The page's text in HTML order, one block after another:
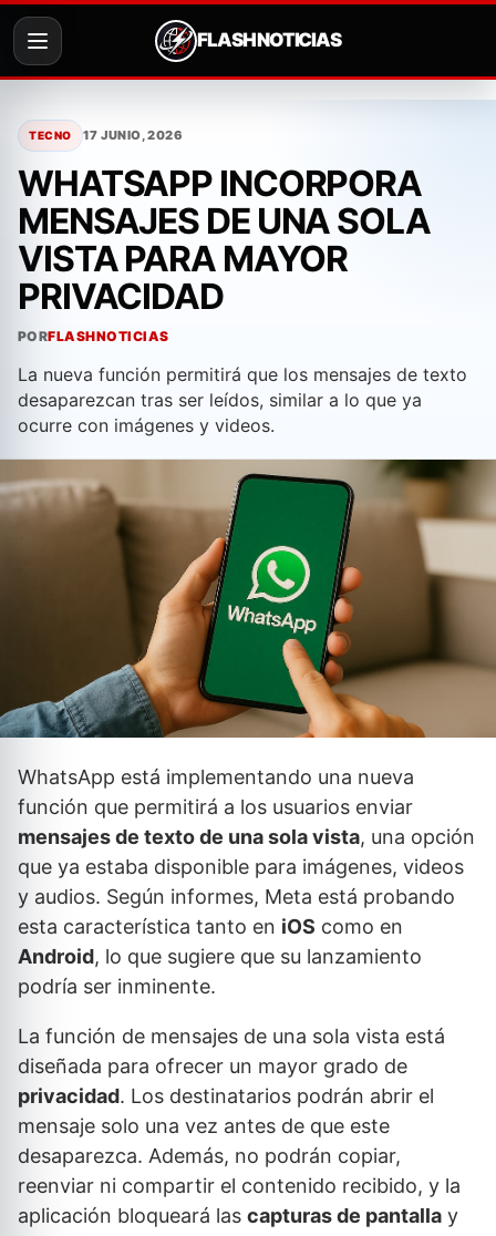
contenido
FLASH NOTICIAS
TECNO 17 JUNIO, 2026
WHATSAPP INCORPORA
MENSAJES DE UNA SOLA
VISTA PARA MAYOR
PRIVACIDAD
PORFLASHNOTICIAS
La nueva función permitirá que los mensajes de texto
desaparezcan tras ser leídos, similar a lo que ya
ocurre con imágenes y videos.
WhatsApp está implementando una nueva
función que permitirá a los usuarios enviar
mensajes de texto de una sola vista, una opción
que ya estaba disponible para imágenes, videos
y audios. Según informes, Meta está probando
esta característica tanto en iOS como en
Android, lo que sugiere que su lanzamiento
podría ser inminente.
La función de mensajes de una sola vista está
diseñada para ofrecer un mayor grado de
privacidad. Los destinatarios podrán abrir el
mensaje solo una vez antes de que este
desaparezca. Además, no podrán copiar,
reenviar ni compartir el contenido recibido, y la
aplicación bloqueará las capturas de pantalla y